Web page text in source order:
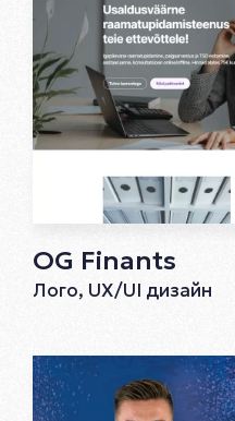
OG Finants
Лого, UX/UI дизайн